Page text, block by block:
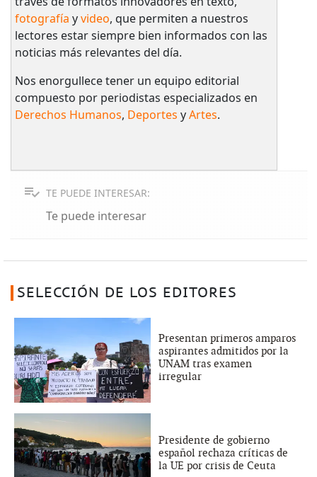
fotografía yvideo, que permiten a nuestros
lectores estar siempre bien informados con las
noticias más relevantes del día.
Nos enorgullece tener un equipo editorial
compuesto por periodistas especializados en
Derechos Humanos, Deportes yArtes.
TE PUEDE INTERESAR:
Te puede interesar
SELECCIÓN DE LOS EDITORES
Presentan primeros amparos
aspirantes admitidos por la
UNAM tras examen
irregular
Presidente de gobierno
español rechaza críticas de
la UE por crisis de Ceuta